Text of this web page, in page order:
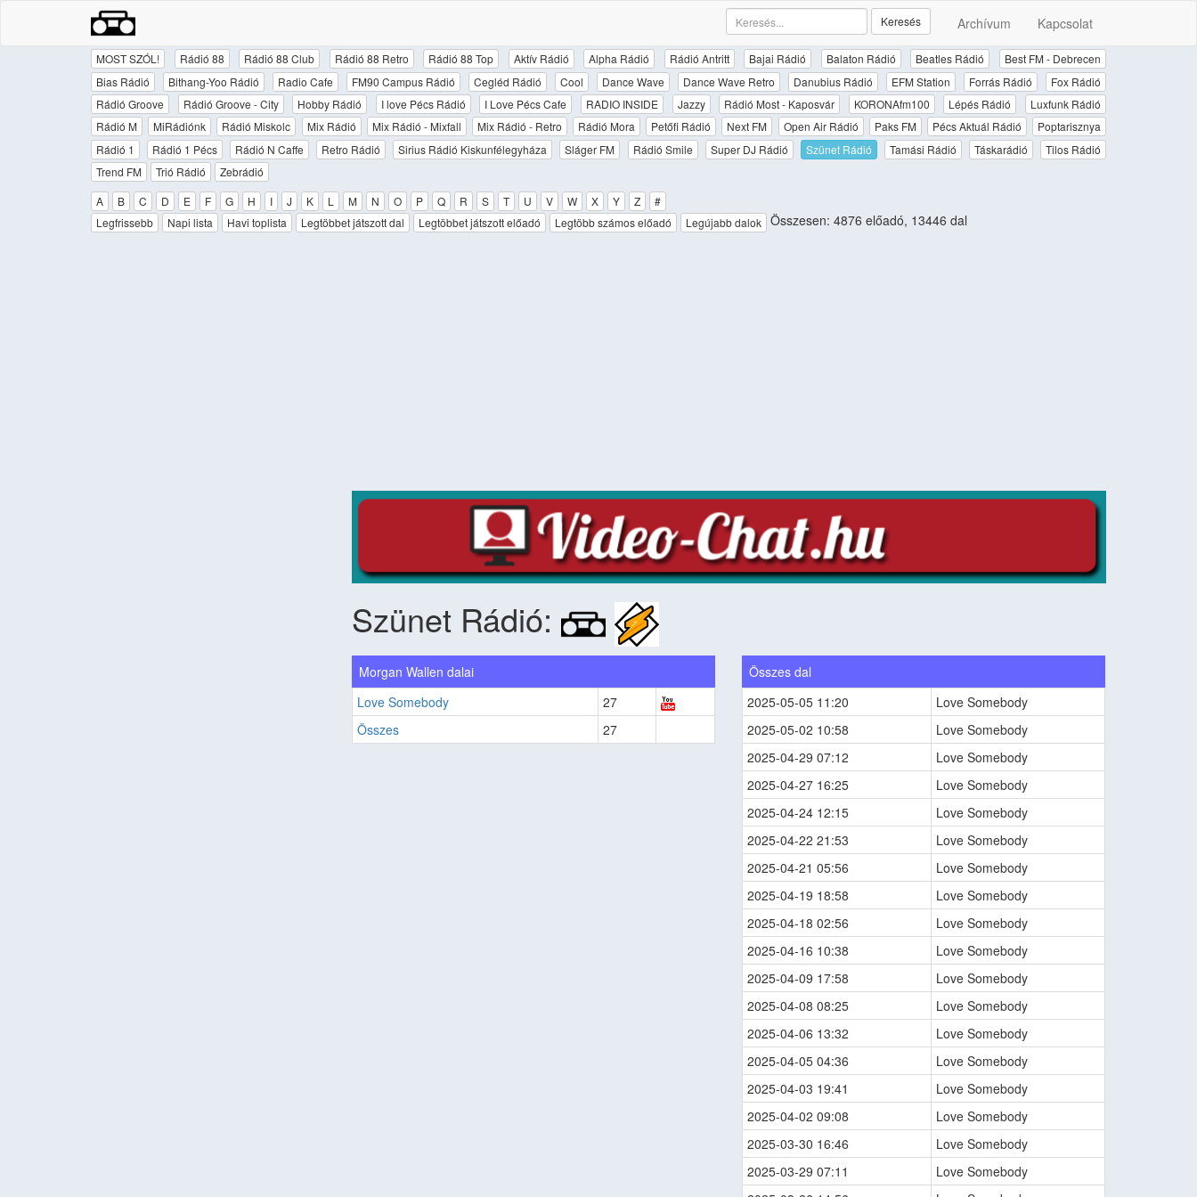
Archívum Kapcsolat
Keresés
MOST SZÓL! Rádió 88 Rádió 88 Club Rádió 88 Retro Rádió 88 Top Aktív Rádió Alpha Rádió Rádió Antritt Bajai Rádió Balaton Rádió Beatles Rádió
Best FM - Debrecen
Bias Rádió
Bithang-Yoo Rádió Radio Cafe FM90 Campus Rádió Cegléd Rádió Cool Dance Wave Dance Wave Retro Danubius Rádió EFM Station Forrás Rádió
Fox Rádió
Rádió Groove
Rádió Groove - City Hobby Rádió I love Pécs Rádió I Love Pécs Cafe RADIO INSIDE Jazzy Rádió Most - Kaposvár KORONAfm100 Lépés Rádió
Luxfunk Rádió
Rádió M
MiRádiónk Rádió Miskolc Mix Rádió Mix Rádió - Mixfall Mix Rádió - Retro Rádió Mora Petőfi Rádió Next FM Open Air Rádió Paks FM Pécs Aktuál Rádió
Poptarisznya
Rádió 1
Rádió 1 Pécs Rádió N Caffe Retro Rádió Sirius Rádió Kiskunfélegyháza Sláger FM Rádió Smile Super DJ Rádió Szünet Rádió Tamási Rádió Táskarádió
Tilos Rádió
Trend FM
Trió Rádió
Zebrádió
A
B C D E F G H I J K L M N O P Q R S T U V W X Y Z
#
Legfrissebb
Napi lista Havi toplista Legtöbbet játszott dal Legtöbbet játszott előadó Legtöbb számos előadó Legújabb dalok Összesen: 4876 előadó, 13446 dal
Szünet Rádió:
Morgan Wallen dalai
Love Somebody
27
Összes
27
Összes dal
2025-05-05 11:20
Love Somebody
2025-05-02 10:58
Love Somebody
2025-04-29 07:12
Love Somebody
2025-04-27 16:25
Love Somebody
2025-04-24 12:15
Love Somebody
2025-04-22 21:53
Love Somebody
2025-04-21 05:56
Love Somebody
2025-04-19 18:58
Love Somebody
2025-04-18 02:56
Love Somebody
2025-04-16 10:38
Love Somebody
2025-04-09 17:58
Love Somebody
2025-04-08 08:25
Love Somebody
2025-04-06 13:32
Love Somebody
2025-04-05 04:36
Love Somebody
2025-04-03 19:41
Love Somebody
2025-04-02 09:08
Love Somebody
2025-03-30 16:46
Love Somebody
2025-03-29 07:11
Love Somebody